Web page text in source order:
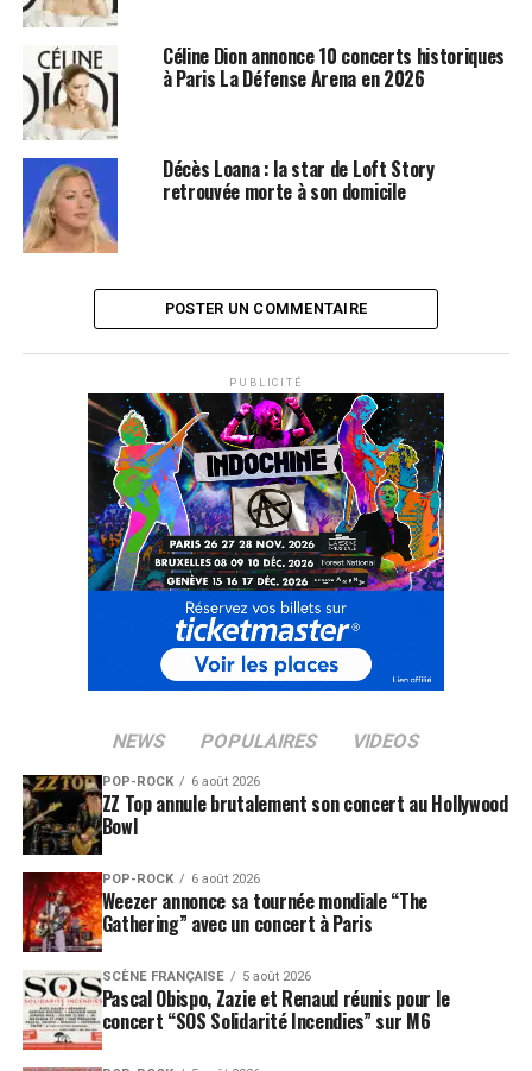
Céline Dion annonce 10 concerts historiques
à Paris La Défense Arena en 2026
Décès Loana : la star de Loft Story
retrouvée morte à son domicile
POSTER UN COMMENTAIRE
PUBLICITÉ
NEWS POPULAIRES VIDEOS
POP-ROCK 6 août 2026
ZZ Top annule brutalement son concert au Hollywood
Bowl
POP-ROCK 6 août 2026
Weezer annonce sa tournée mondiale “The
Gathering” avec un concert à Paris
SCÈNE FRANÇAISE 5 août 2026
Pascal Obispo, Zazie et Renaud réunis pour le
concert “SOS Solidarité Incendies” sur M6